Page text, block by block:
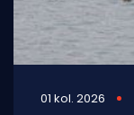
01 kol. 2026